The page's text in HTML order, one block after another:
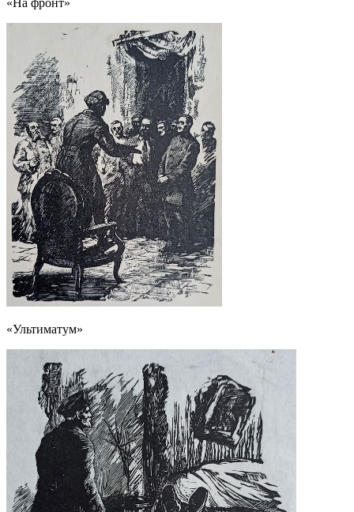
«На фронт»
«Ультиматум»